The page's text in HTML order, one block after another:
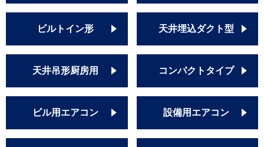
ビルトイン形 天井埋込ダクト型
天井吊形厨房用 コンパクトタイプ
ビル用エアコン 設備用エアコン